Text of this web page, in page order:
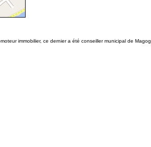
immobilier, ce dernier a été conseiller municipal de Magog.